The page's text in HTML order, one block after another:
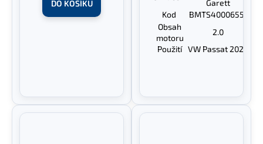
DO KOŠÍKU
Garett
Kod
BMTS40006551
Obsah
motoru
2.0
Použití VW Passat 2020